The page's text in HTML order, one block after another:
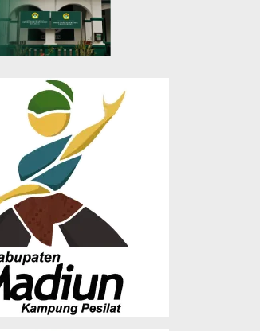
X LDII
Sinergi
SDM
27 Dec 2025 - 23:25 WIB